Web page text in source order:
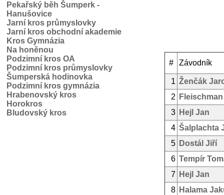
Pekařský běh Šumperk -
Hanušovice
Jarní kros průmyslovky
Jarní kros obchodní akademie
Kros Gymnázia
Na honěnou
Podzimní kros OA
Podzimní kros průmyslovky
Šumperská hodinovka
Podzimní kros gymnázia
Hrabenovský kros
Horokros
Bludovský kros
# Závodník
1 Ženčák
2
3 Hejl Jan
4 Šalplachta
5 Dostál Jiří
6 Tempír
7
Hejl Jan
8 Halama